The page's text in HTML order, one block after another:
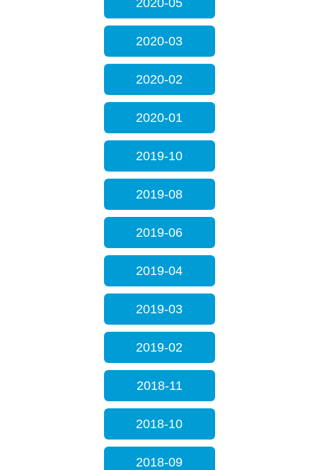
2020-05
2020-03
2020-02
2020-01
2019-10
2019-08
2019-06
2019-04
2019-03
2019-02
2018-11
2018-10
2018-09